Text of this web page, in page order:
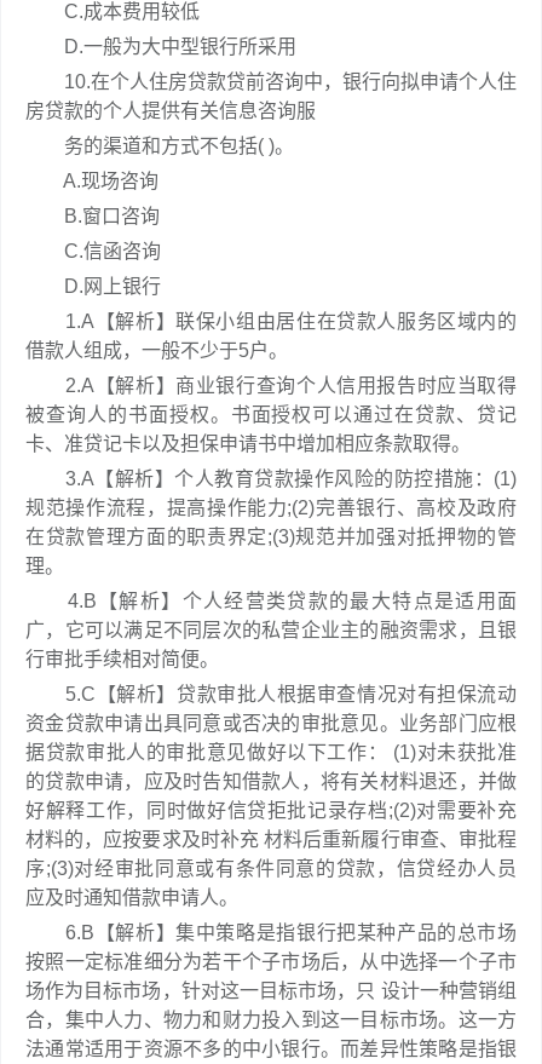
C.成本费用较低
D.一般为大中型银行所采用
10.在个人住房贷款贷前咨询中，银行向拟申请个人住
房贷款的个人提供有关信息咨询服
务的渠道和方式不包括( )。
A.现场咨询
B.窗口咨询
C.信函咨询
D.网上银行
1.A【解析】联保小组由居住在贷款人服务区域内的
借款人组成，一般不少于5户。
2.A【解析】商业银行查询个人信用报告时应当取得
被查询人的书面授权。书面授权可以通过在贷款、贷记
卡、准贷记卡以及担保申请书中增加相应条款取得。
3.A【解析】个人教育贷款操作风险的防控措施：(1)
规范操作流程，提高操作能力;(2)完善银行、高校及政府
在贷款管理方面的职责界定;(3)规范并加强对抵押物的管
理。
4.B【解析】个人经营类贷款的最大特点是适用面
广，它可以满足不同层次的私营企业主的融资需求，且银
行审批手续相对简便。
5.C【解析】贷款审批人根据审查情况对有担保流动
资金贷款申请出具同意或否决的审批意见。业务部门应根
据贷款审批人的审批意见做好以下工作： (1)对未获批准
的贷款申请，应及时告知借款人，将有关材料退还，并做
好解释工作，同时做好信贷拒批记录存档;(2)对需要补充
材料的，应按要求及时补充 材料后重新履行审查、审批程
序;(3)对经审批同意或有条件同意的贷款，信贷经办人员
应及时通知借款申请人。
6.B【解析】集中策略是指银行把某种产品的总市场
按照一定标准细分为若干个子市场后，从中选择一个子市
场作为目标市场，针对这一目标市场，只 设计一种营销组
合，集中人力、物力和财力投入到这一目标市场。这一方
法通常适用于资源不多的中小银行。而差异性策略是指银